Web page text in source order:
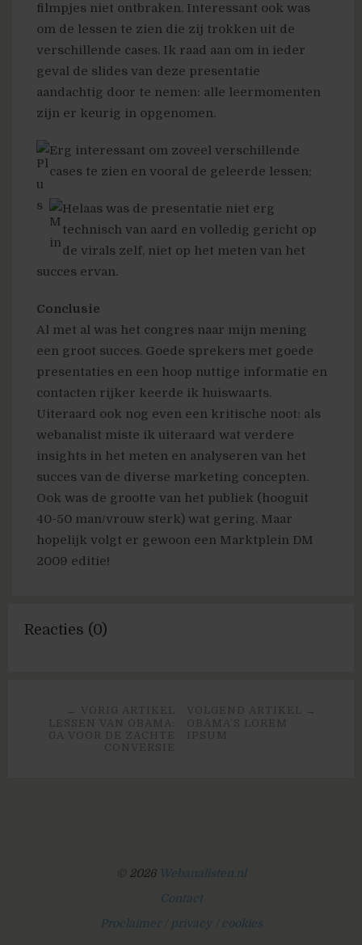
filmpjes niet ontbraken. Interessant ook was
om de lessen te zien die zij trokken uit de
verschillende cases. Ik raad aan om in ieder
geval de slides van deze presentatie
aandachtig door te nemen: alle leermomenten
zijn er keurig in opgenomen.
Erg interessant om zoveel verschillende
cases te zien en vooral de geleerde lessen;
Helaas was de presentatie niet erg
technisch van aard en volledig gericht op
de virals zelf, niet op het meten van het
succes ervan.
Conclusie
Al met al was het congres naar mijn mening
een groot succes. Goede sprekers met goede
presentaties en een hoop nuttige informatie en
contacten rijker keerde ik huiswaarts.
Uiteraard ook nog even een kritische noot: als
webanalist miste ik uiteraard wat verdere
insights in het meten en analyseren van het
succes van de diverse marketing concepten.
Ook was de grootte van het publiek (hooguit
40-50 man/vrouw sterk) wat gering. Maar
hopelijk volgt er gewoon een Marktplein DM
2009 editie!
Reacties (0)
VOLGEND ARTIKEL →
OBAMA’S LOREM
IPSUM
← VORIG ARTIKEL
LESSEN VAN OBAMA:
GA VOOR DE ZACHTE
CONVERSIE
© 2026 Webanalisten.nl
Contact
Proclaimer / privacy / cookies